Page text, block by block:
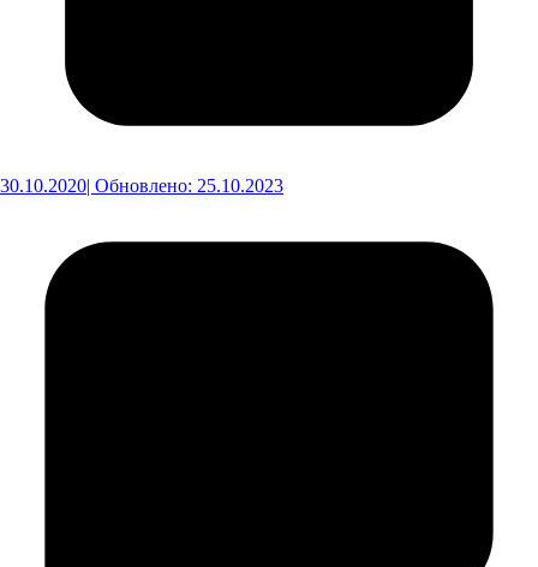
30.10.2020| Обновлено: 25.10.2023